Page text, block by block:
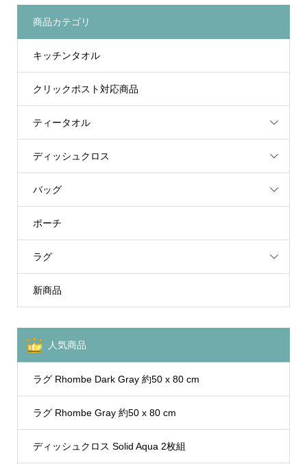
商品カテゴリ
キッチンタオル
クリックポスト対応商品
ティータオル
ディッシュクロス
バッグ
ポーチ
ラグ
新商品
人気商品
ラグ Rhombe Dark Gray 約50 x 80 cm
ラグ Rhombe Gray 約50 x 80 cm
ディッシュクロス Solid Aqua 2枚組